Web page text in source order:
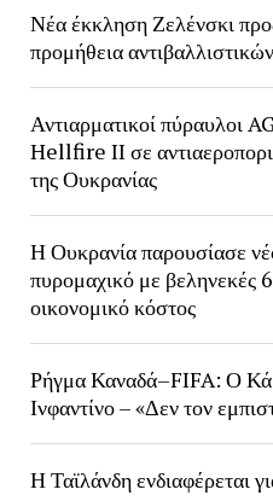
Νέα έκκληση Ζελένσκι
προμήθεια
Αντιαρματικοί πύραυλοι
Hellfire II σε
της Ουκρανίας
Η Ουκρανία παρουσίασε
πυρομαχικό με βεληνεκές
οικονομικό κόστος
Ρήγμα Καναδά–FIFA: Ο
Ινφαντίνο – «Δεν τον
Η Ταϊλάνδη ενδιαφέρεται